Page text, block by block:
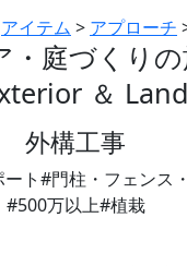
アイテム > アプローチ
・庭づくりの
外構工事
ト#門柱・フェンス
#500万以上#植栽